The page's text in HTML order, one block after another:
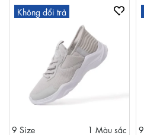
Không đổi trả
9 Size
1 Màu sắc